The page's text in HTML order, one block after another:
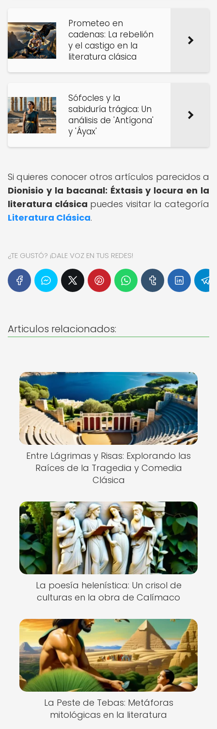
Prometeo en
cadenas: La rebelión
y el castigo en la
literatura clásica
Sófocles y la
sabiduría trágica: Un
análisis de 'Antígona'
y 'Áyax'
Si quieres conocer otros artículos parecidos a
Dionisio y la bacanal: Éxtasis y locura en la
literatura clásica puedes visitar la categoría
Literatura Clásica.
¿TE GUSTÓ? ¡DALE VOZ EN TUS REDES!
Articulos relacionados:
Entre Lágrimas y Risas: Explorando las
Raíces de la Tragedia y Comedia
Clásica
La poesía helenística: Un crisol de
culturas en la obra de Calímaco
La Peste de Tebas: Metáforas
mitológicas en la literatura